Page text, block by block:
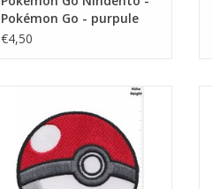
Pokémon Go - purpule
€4,50
TOEVOEGEN AAN WINKELWAGEN